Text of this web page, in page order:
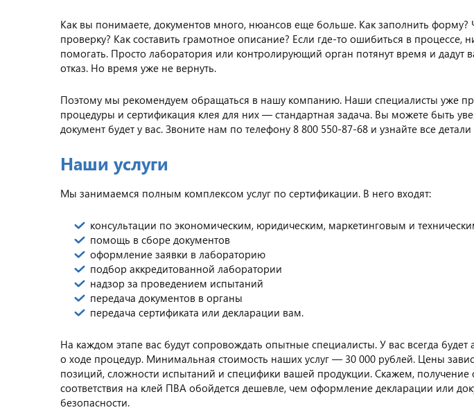
Как вы понимаете, документов много, нюансов еще больше. Как заполнить форму?
проверку? Как составить грамотное описание? Если где-то ошибиться в процессе,
помогать. Просто лаборатория или контролирующий орган потянут время и дадут
отказ. Но время уже не вернуть.
Поэтому мы рекомендуем обращаться в нашу компанию. Наши специалисты уже
процедуры и сертификация клея для них — стандартная задача. Вы можете быть
документ будет у вас. Звоните нам по телефону 8 800 550-87-68 и узнайте все
Наши услуги
Мы занимаемся полным комплексом услуг по сертификации. В него входят:
консультации по экономическим, юридическим, маркетинговым и
помощь в сборе документов
оформление заявки в лабораторию
подбор аккредитованной лаборатории
надзор за проведением испытаний
передача документов в органы
передача сертификата или декларации вам.
На каждом этапе вас будут сопровождать опытные специалисты. У вас всегда
о ходе процедур. Минимальная стоимость наших услуг — 30 000 рублей. Цены
позиций, сложности испытаний и специфики вашей продукции. Скажем, получение
соответствия на клей ПВА обойдется дешевле, чем оформление декларации или
безопасности.